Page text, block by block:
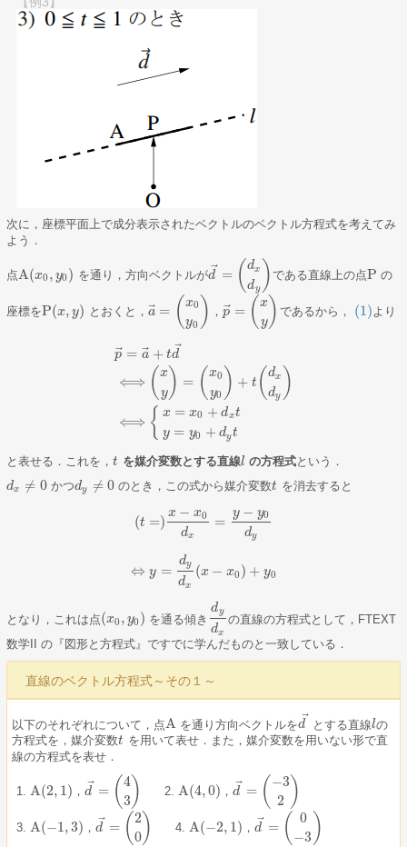
次に，座標平面上で成分表示されたベクトルのベクトル方程式を考えてみ
よう．
点A(x0 , y0 )
A(x0,y 0) を通り，方向ベクトルがd ⃗ = (dx
dy )
d→= d dy である直線上の点P
P の
座標をP(x, y)
P(x,y ) とおくと， a⃗ = ( x0
y0 ) ， p⃗ = (x
y )
a→= x )，p→=( xy であるから， (1)
(1) より
p = a⃗ + td
⟺ ( x
y ) = ( x0
y0 ) + t ( dx
dy )
⟺ { x = x0 + dxt
y = y0 + dyt
→+td→ ⟺( xy) =( 0 )+t(d xd
と表せる．これを， t
t を媒介変数とする直線l
l の方程式という．
dx ≠ 0
dx 0 かつdy ≠ 0
dy ≠0 のとき，この式から媒介変数t
t を消去すると
(t =)
x − x0
dx
=
y − y0
dy
(t= )x−x0dx =y− y0dy
⇔ y =
dy
dx
(x − x0 ) + y0
⇔y= dyd x(x −x 0)+y 0
となり，これは点(x0 , y0 )
(x0, y 0) を通る傾き
dy
dx
dydx
の直線の方程式として，FTEXT
数学II の『図形と方程式』ですでに学んだものと一致している．
直線のベクトル方程式～その１～
以下のそれぞれについて，点A
A を通り方向ベクトルをd ⃗
d→とする直線l
lの
方程式を，媒介変数t
t を用いて表せ．また，媒介変数を用いない形で直
線の方程式を表せ．
A(2, 1) ， d ⃗ = (4
3 )
A(2,1 )， d → (4 ) A(4,0) ， d ⃗ = ( −3
2
)
A(4,0 )， d→= (− 32
A(−1,3) ， d ⃗ = (2
0 )
A(−1,3) ，d →= 20 A(−2, 1) ， d = (
0
−3 )
A(−2,1) ，d →= (0− 3